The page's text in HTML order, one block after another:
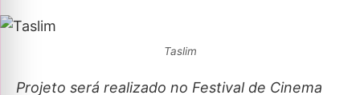
Taslim
Projeto será realizado no Festival de Cinema